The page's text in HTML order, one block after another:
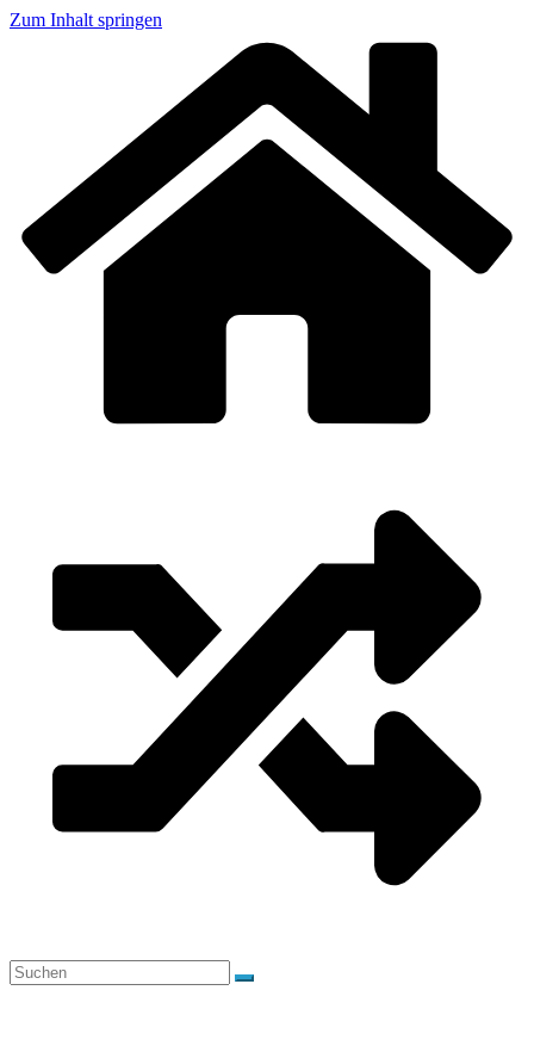
Zum Inhalt springen